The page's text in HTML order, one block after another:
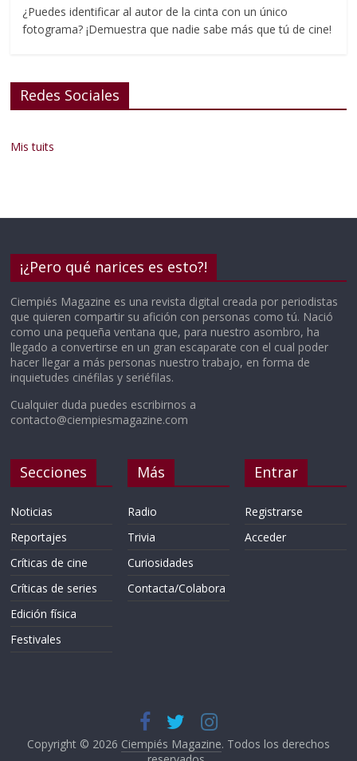
¿Puedes identificar al autor de la cinta con un único
fotograma? ¡Demuestra que nadie sabe más que tú de cine!
Redes Sociales
Mis tuits
¡¿Pero qué narices es esto?!
Ciempiés Magazine es una revista digital creada por periodistas
que quieren compartir su afición con personas como tú. Nació
como una pequeña ventana que, para nuestro asombro, ha
llegado a convertirse en un gran escaparate con el cual poder
hacer llegar a más personas nuestro trabajo, en forma de
inquietudes cinéfilas y seriéfilas.
Cualquier duda puedes escribirnos a
contacto@ciempiesmagazine.com
Secciones
Noticias
Reportajes
Críticas de cine
Críticas de series
Edición física
Festivales
Más
Radio
Trivia
Curiosidades
Contacta/Colabora
Entrar
Registrarse
Acceder
Copyright © 2026 Ciempiés Magazine. Todos los derechos